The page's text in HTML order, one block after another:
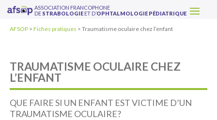
ASSOCIATION FRANCOPHONE
DE STRABOLOGIE ET D’OPHTALMOLOGIE PÉDIATRIQUE
AFSOP > Fiches pratiques > Traumatisme oculaire chez l’enfant
TRAUMATISME OCULAIRE CHEZ
L’ENFANT
QUE FAIRE SI UN ENFANT EST VICTIME D’UN
TRAUMATISME OCULAIRE?